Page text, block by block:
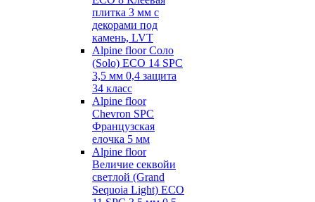
плитка 3 мм с
декорами под
камень, LVT
Alpine floor Соло
(Solo) ECO 14 SPC
3,5 мм 0,4 защита
34 класс
Alpine floor
Chevron SPC
Французская
елочка 5 мм
Alpine floor
Величие секвойи
светлой (Grand
Sequoia Light) ECO